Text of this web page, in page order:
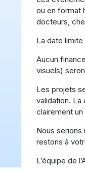
ou en format
docteurs,
La date
Aucun
visuels)
Les projets
validation.
clairement
Nous
restons à
L’équipe de